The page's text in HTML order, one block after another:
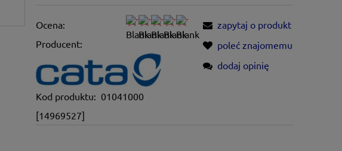
Ocena:
Producent:
Kod produktu: 01041000
[14969527]
zapytaj o produkt
poleć znajomemu
dodaj opinię